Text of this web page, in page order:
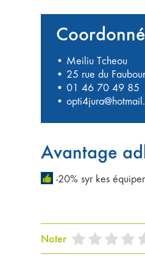
• Meiliu Tcheou
• 25 rue du
• 01 46 70 49 85
•
Avantage
-20% syr kes
Noter